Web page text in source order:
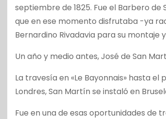
septiembre de 1825. Fue el Barbero de
que en ese momento disfrutaba -ya
Bernardino Rivadavia para su montaje
Un año y medio antes, José de San
La travesía en «Le Bayonnais» hasta
Londres, San Martín se instaló en
Fue en una de esas oportunidades de